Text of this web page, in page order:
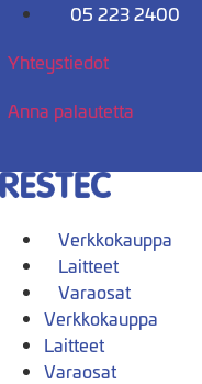
Mene
05 223 2400
Yhteystiedot
Anna palautetta
Verkkokauppa
Laitteet
Varaosat
Verkkokauppa
Laitteet
Varaosat